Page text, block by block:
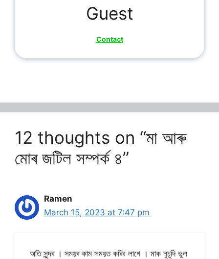
Guest
Contact
12 thoughts on “মা আৰু
মোৰ জটিল সম্পৰ্ক ৪”
Ramen
March 15, 2023 at 7:47 pm
অতি সুন্দৰ । সময়ৰ কাম সময়ত কৰিব লাগে । মাক নুচুদি ভুল